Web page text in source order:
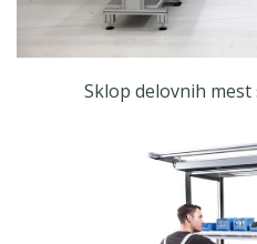
Sklop delovnih